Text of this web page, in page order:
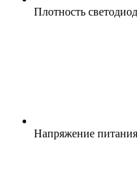
Плотность
Напряжение питания